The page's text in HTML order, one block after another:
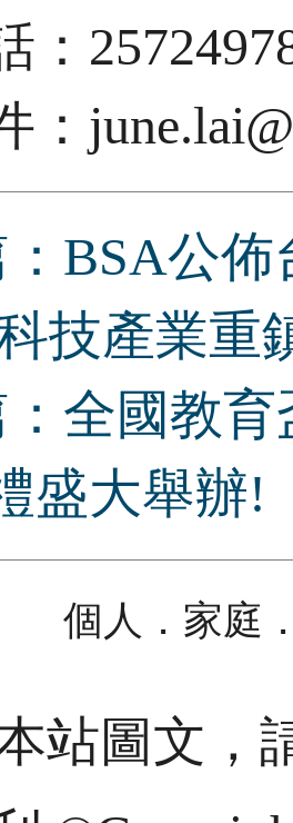
：
：
：BSA公
技產業重
全國教育
盛大舉辦!
個人．家庭
站圖文，